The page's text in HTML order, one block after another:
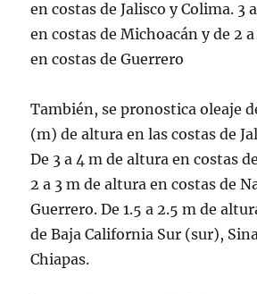
en costas de Jalisco y Colima. 3
en costas de Michoacán y de 2
en costas de Guerrero
También, se pronostica oleaje
(m) de altura en las costas de
De 3 a 4 m de altura en costas
2 a 3 m de altura en costas de
Guerrero. De 1.5 a 2.5 m de
de Baja California Sur (sur),
Chiapas.